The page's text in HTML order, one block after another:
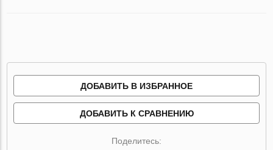
ДОБАВИТЬ В ИЗБРАННОЕ
ДОБАВИТЬ К СРАВНЕНИЮ
Поделитесь: